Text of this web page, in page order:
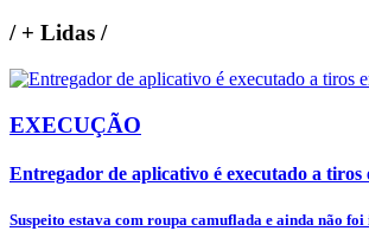
/+ Lidas /
EXECUÇÃO
Entregador de aplicativo é executado a tiros
Suspeito estava com roupa camuflada e ainda não